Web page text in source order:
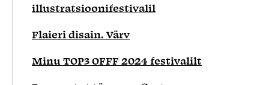
illustratsioonifestivalil
Flaieri disain. Värv
Minu TOP3 OFFF 2024 festivalilt